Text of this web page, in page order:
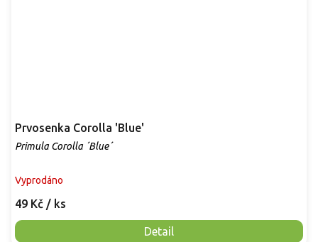
Prvosenka Corolla 'Blue'
Primula Corolla ´Blue´
Vyprodáno
49 Kč / ks
Detail